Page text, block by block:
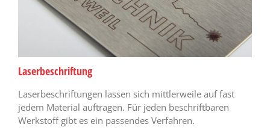
Laserbeschriftung
Laserbeschriftungen lassen sich mittlerweile auf fast
jedem Material auftragen. Für jeden beschriftbaren
Werkstoff gibt es ein passendes Verfahren.